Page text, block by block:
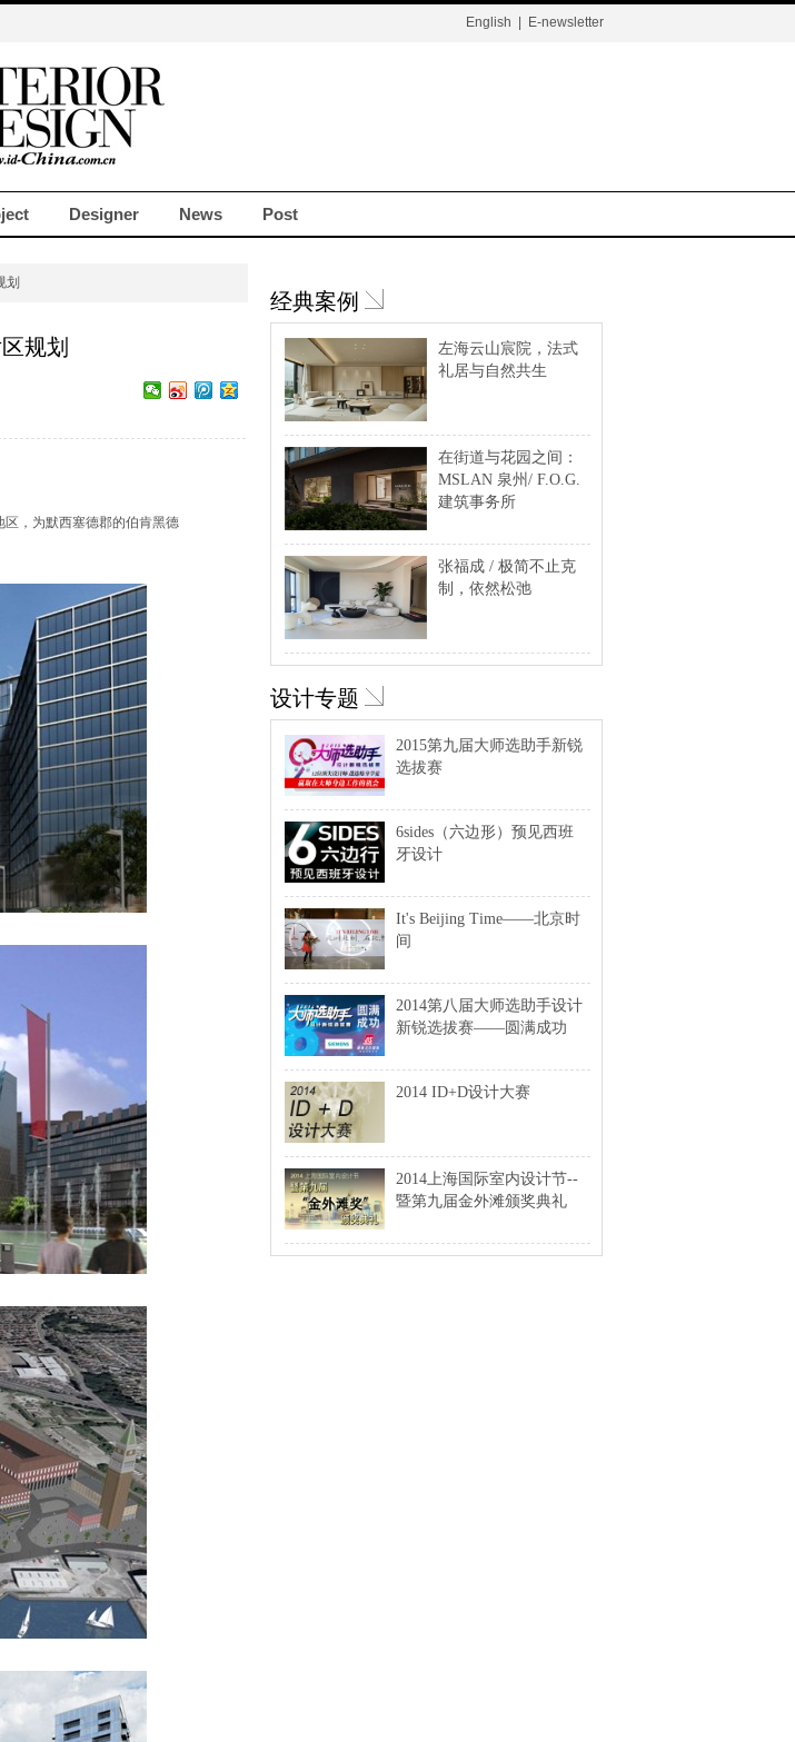
English E-newsletter
Designer News Post
划
规划
，为默西塞德郡的伯肯黑德
经典案例
左海云山宸院，法式
礼居与自然共生
在街道与花园之间：
MSLAN 泉州/ F.O.G.
建筑事务所
张福成 / 极简不止克
制，依然松弛
设计专题
2015第九届大师选助手新锐
选拔赛
6sides（六边形）预见西班
牙设计
It's Beijing Time——北京时
间
2014第八届大师选助手设计
新锐选拔赛——圆满成功
2014 ID+D设计大赛
2014上海国际室内设计节--
暨第九届金外滩颁奖典礼